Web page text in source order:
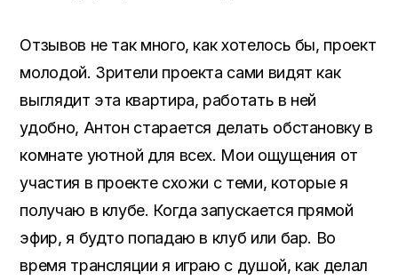
Отзывов не так много, как хотелось бы, проект
молодой. Зрители проекта сами видят как
выглядит эта квартира, работать в ней
удобно, Антон старается делать обстановку в
комнате уютной для всех. Мои ощущения от
участия в проекте схожи с теми, которые я
получаю в клубе. Когда запускается прямой
эфир, я будто попадаю в клуб или бар. Во
время трансляции я играю с душой, как делал